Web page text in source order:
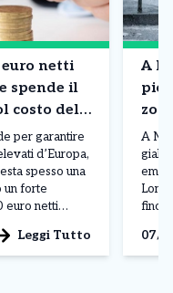
netti
spende il
costo del
I dati
per garantire
d’Europa,
spesso una
un forte
euro netti
Leggi Tutto
A
A
giallo
fino
07/